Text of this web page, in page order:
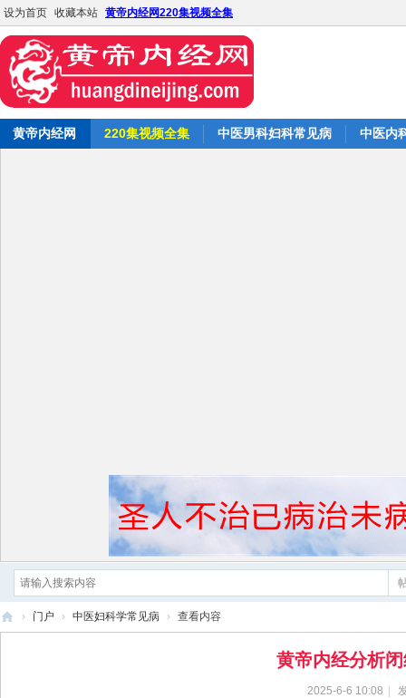
设为首页 收藏本站 黄帝内经网220集视频全集
黄帝内经网 220集视频全集 中医男科妇科常见病 中医内
› 门户 › 中医妇科学常见病 › 查看内容
黄帝内经分析
2025-6-6 10:08